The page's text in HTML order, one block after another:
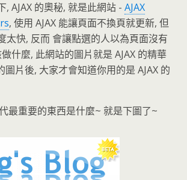
, AJAX 的奧秘, 就是此網站 - AJAX
, 使用 AJAX 能讓頁面不換頁就更新, 但
太快, 反而 會讓點選的人以為頁面沒有
什麼, 此網站的圖片就是 AJAX 的精華
圖片後, 大家才會知道你用的是 AJAX 的
最重要的東西是什麼~ 就是下圖了~